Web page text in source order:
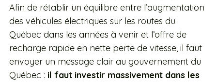
Afin de rétablir un équilibre entre l’augmentation
des véhicules électriques sur les routes du
Québec dans les années à venir et l’offre de
recharge rapide en nette perte de vitesse, il faut
envoyer un message clair au gouvernement du
Québec : il faut investir massivement dans les